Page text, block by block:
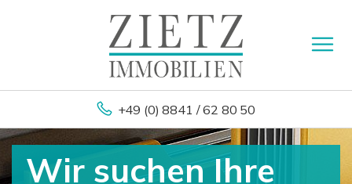
+49 (0) 8841 / 62 80 50
Wir suchen Ihre